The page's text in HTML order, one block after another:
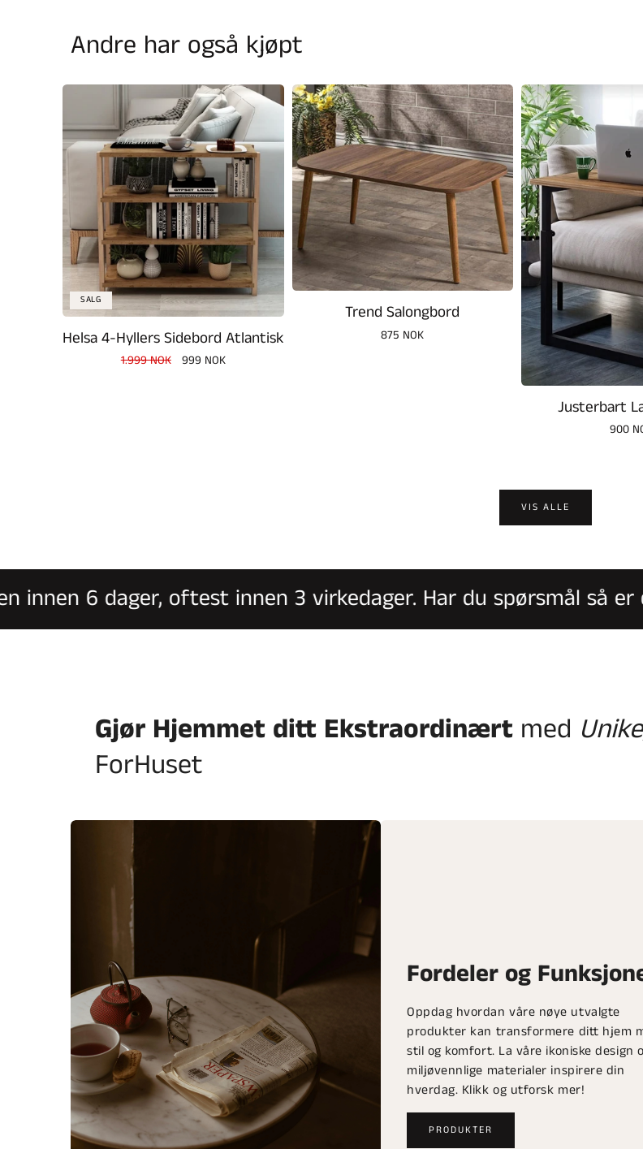
Andre har også kjøpt
SALG
Helsa 4-Hyllers Sidebord Atlantisk
Vanlig
1.999 NOK Salgspris
999 NOK
Trend Salongbord
Vanlig
875 NOK
Justerbart
Vanlig
900
VIS ALLE
6 dager, oftest innen 3 virkedager. Har du spørsmål så er
Gjør Hjemmet ditt Ekstraordinært med
ForHuset
Fordeler og
Oppdag hvordan våre nøye utvalgte
produkter kan transformere ditt hjem
stil og komfort. La våre ikoniske design
miljøvennlige materialer inspirere din
hverdag. Klikk og utforsk mer!
PRODUKTER